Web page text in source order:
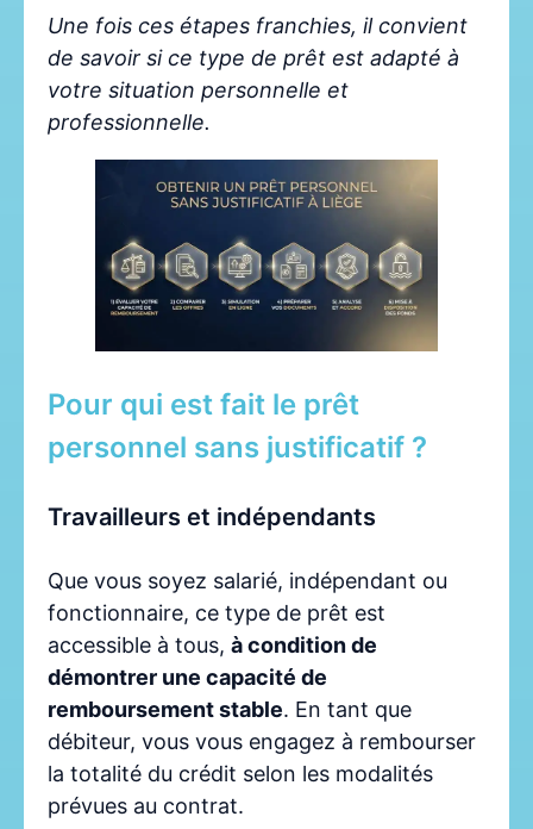
Une fois ces étapes franchies, il convient
de savoir si ce type de prêt est adapté à
votre situation personnelle et
professionnelle.
Pour qui est fait le prêt
personnel sans justificatif ?
Travailleurs et indépendants
Que vous soyez salarié, indépendant ou
fonctionnaire, ce type de prêt est
accessible à tous, à condition de
démontrer une capacité de
remboursement stable. En tant que
débiteur, vous vous engagez à rembourser
la totalité du crédit selon les modalités
prévues au contrat.